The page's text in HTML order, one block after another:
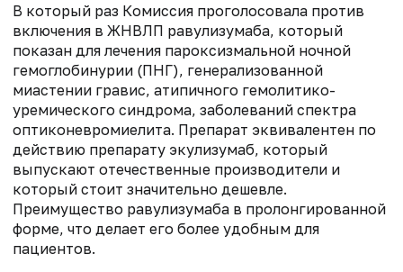
В который раз Комиссия проголосовала против
включения в ЖНВЛП равулизумаба, который
показан для лечения пароксизмальной ночной
гемоглобинурии (ПНГ), генерализованной
миастении гравис, атипичного гемолитико-
уремического синдрома, заболеваний спектра
оптиконевромиелита. Препарат эквивалентен по
действию препарату экулизумаб, который
выпускают отечественные производители и
который стоит значительно дешевле.
Преимущество равулизумаба в пролонгированной
форме, что делает его более удобным для
пациентов.